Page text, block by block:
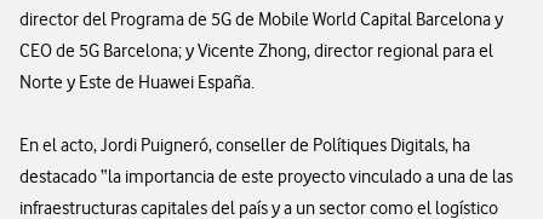
director del Programa de 5G de Mobile World Capital Barcelona y
CEO de 5G Barcelona; y Vicente Zhong, director regional para el
Norte y Este de Huawei España.
En el acto, Jordi Puigneró, conseller de Polítiques Digitals, ha
destacado “la importancia de este proyecto vinculado a una de las
infraestructuras capitales del país y a un sector como el logístico